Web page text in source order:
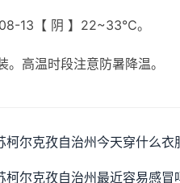
13【 阴 】22~33℃。
高温时段注意防暑降温。
柯尔克孜自治州今天穿什么衣
柯尔克孜自治州最近容易感冒